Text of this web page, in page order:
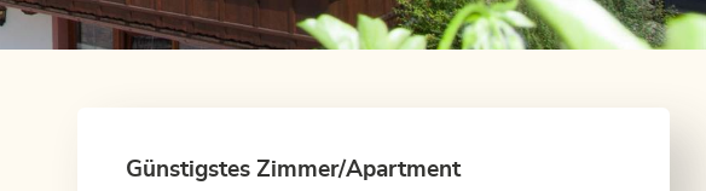
Günstigstes Zimmer/Apartment